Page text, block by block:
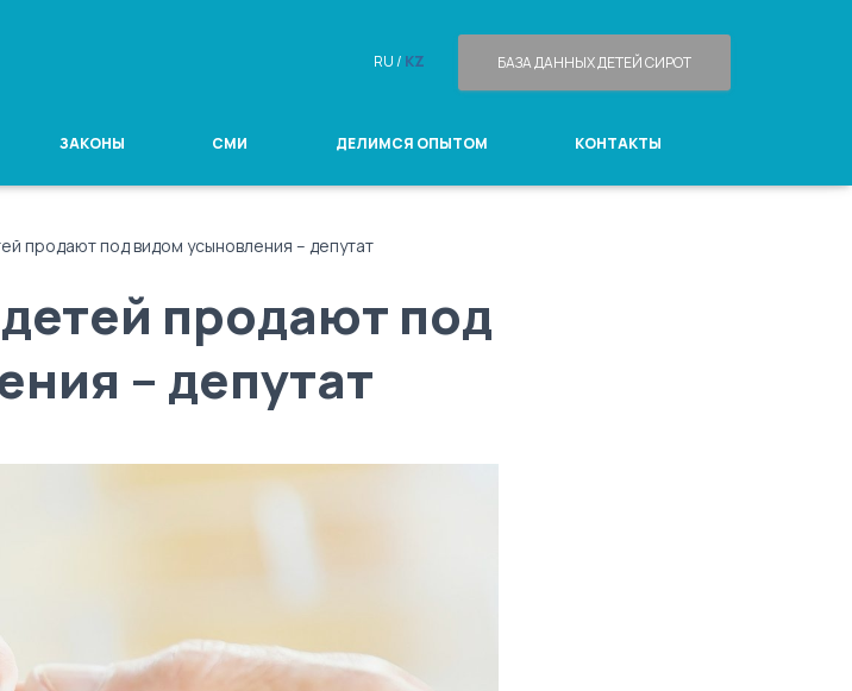
RU / KZ БАЗА ДАННЫХ ДЕТЕЙ СИРОТ
ЗАКОНЫ СМИ ДЕЛИМСЯ ОПЫТОМ КОНТАКТЫ
продают под видом усыновления – депутат
продают под
– депутат